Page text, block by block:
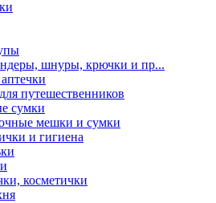
шнуры, крючки и пр...
путешественников
сумки
мешки и сумки
и гигиена
косметички